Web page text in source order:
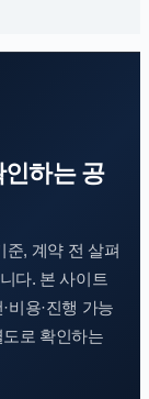
하는 공
준, 계약 전 살펴
다. 본 사이트
비용·진행 가능
로 확인하는